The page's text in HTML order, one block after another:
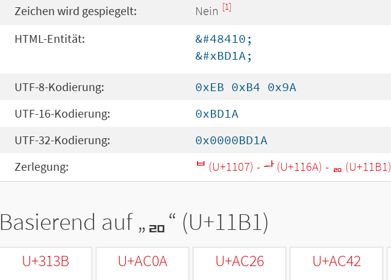
Zeichen wird gespiegelt: Nein [1]
HTML-Entität:
&#48410;
&#xBD1A;
UTF-8-Kodierung:
0xEB 0xB4 0x9A
UTF-16-Kodierung:
0xBD1A
UTF-32-Kodierung:
0x0000BD1A
Zerlegung:
ᄇ (U+1107) - ᅪ (U+116A) - ᆱ (U+11B1)
Basierend auf „ᆱ“ (U+11B1)
U+313B U+AC0A U+AC26 U+AC42